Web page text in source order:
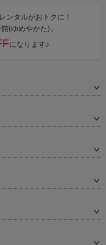
ンタルがおトクに！
(ゆめやかた)」
になります♪